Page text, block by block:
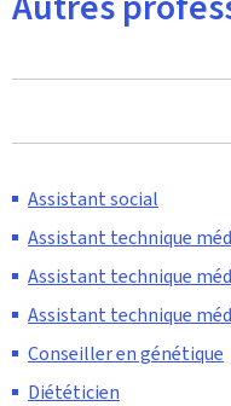
Assistant social
Assistant technique
Assistant technique
Assistant technique
Conseiller en génétique
Diététicien